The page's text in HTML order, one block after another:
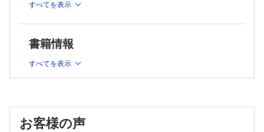
②5W1H ×CDI患者ケア
③5W1H ×インフルエンザ対策
⑧5W1H ×疥癬患者管理
すべてを表示
書籍情報
すべてを表示
お客様の声